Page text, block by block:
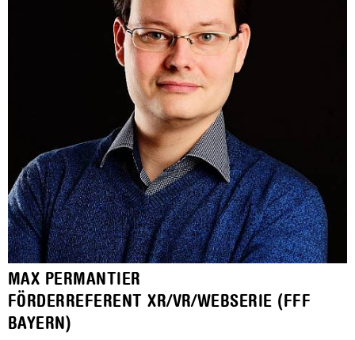
MAX PERMANTIER
FÖRDERREFERENT XR/VR/WEBSERIE (FFF
BAYERN)